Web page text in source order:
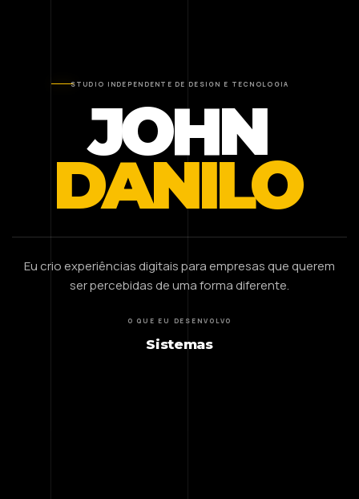
STUDIO INDEPENDENTE DE DESIGN E TECNOLOGIA
JOHN
DANILO
Eu crio experiências digitais para empresas que querem
ser percebidas de uma forma diferente.
O QUE EU DESENVOLVO
Sistemas